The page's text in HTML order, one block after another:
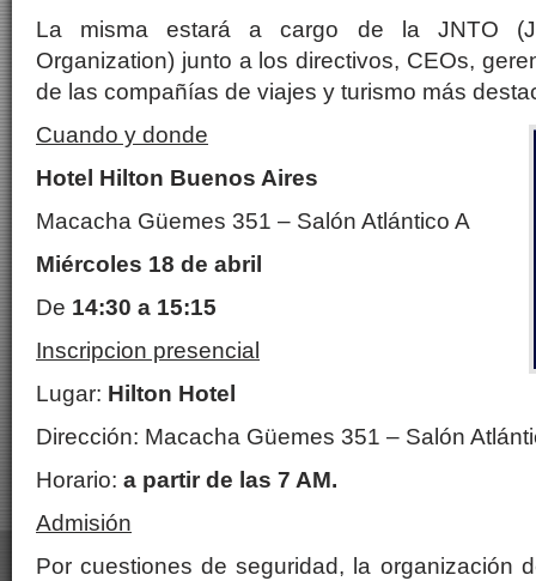
La misma estará a cargo de la JNTO
Organization) junto a los directivos, CEOs,
de las compañías de viajes y turismo más
Cuando y donde
Hotel Hilton Buenos Aires
Macacha Güemes 351 – Salón Atlántico A
Miércoles 18 de abril
De 14:30 a 15:15
Inscripcion presencial
Lugar: Hilton Hotel
Dirección: Macacha Güemes 351 – Salón
Horario: a partir de las 7 AM.
Admisión
Por cuestiones de seguridad, la organización